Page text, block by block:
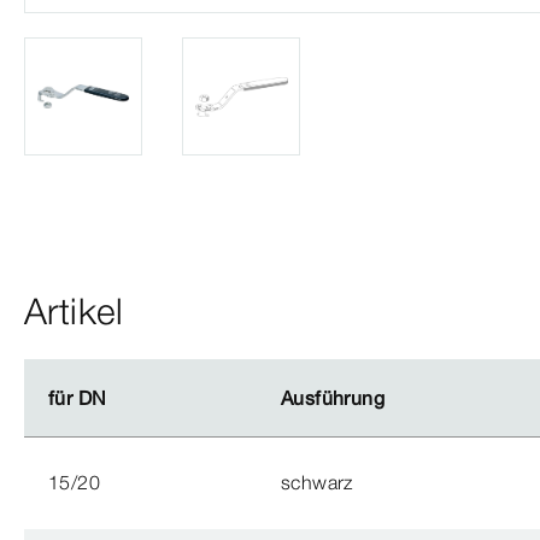
Artikel
für DN Ausführung
für DN Ausführung
15/20 schwarz